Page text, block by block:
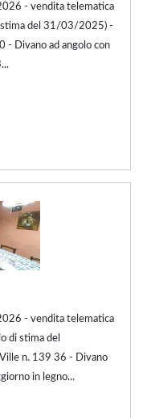
- vendita telematica
stima del 31/03/2025) -
- Divano ad angolo con
- vendita telematica
di stima del
n. 139 36 - Divano
in legno...